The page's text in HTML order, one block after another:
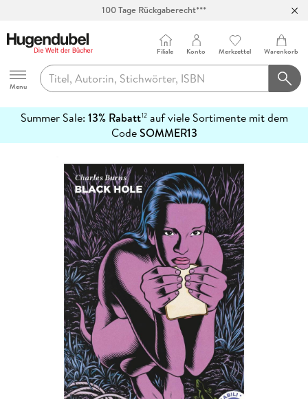
Hugendubel
Menu
Filiale Konto Merkzettel Warenkorb
Summer Sale: 13% Rabatt12auf viele Sortimente mit dem
CodeSOMMER13
erfahren